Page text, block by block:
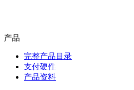
产品
完整产品目录
支付硬件
产品资料